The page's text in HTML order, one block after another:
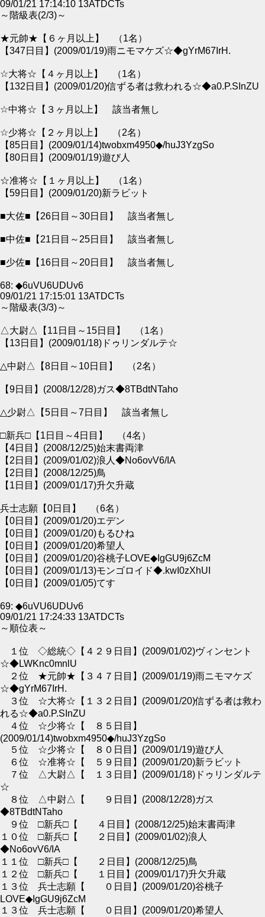
09/01/21 17:14:10 13ATDCTs
～階級表(2/3)～
★元帥★【６ヶ月以上】 （1名）
【347日目】(2009/01/19)雨ニモマケズ☆◆gYrM67IrH.
☆大将☆【４ヶ月以上】 （1名）
【132日目】(2009/01/20)信ずる者は救われる☆◆a0.P.SInZU
☆中将☆【３ヶ月以上】 該当者無し
☆少将☆【２ヶ月以上】 （2名）
【85日目】(2009/01/14)twobxm4950◆/huJ3YzgSo
【80日目】(2009/01/19)遊び人
☆准将☆【１ヶ月以上】 （1名）
【59日目】(2009/01/20)新ラビット
■大佐■【26日目～30日目】 該当者無し
■中佐■【21日目～25日目】 該当者無し
■少佐■【16日目～20日目】 該当者無し
68: ◆6uVU6UDUv6
09/01/21 17:15:01 13ATDCTs
～階級表(3/3)～
△大尉△【11日目～15日目】 （1名）
【13日目】(2009/01/18)ドゥリンダルテ☆
△中尉△【8日目～10日目】 （2名）
【9日目】(2008/12/28)ガス◆8TBdtNTaho
△少尉△【5日目～7日目】 該当者無し
□新兵□【1日目～4日目】 （4名）
【4日目】(2008/12/25)始末書両津
【2日目】(2009/01/02)浪人◆No6ovV6/IA
【2日目】(2008/12/25)鳥
【1日目】(2009/01/17)升欠升蔵
兵士志願【0日目】 （6名）
【0日目】(2009/01/20)エデン
【0日目】(2009/01/20)もるひね
【0日目】(2009/01/20)希望人
【0日目】(2009/01/20)谷桃子LOVE◆IgGU9j6ZcM
【0日目】(2009/01/13)モンゴロイド◆.kwI0zXhUI
【0日目】(2009/01/05)てす
69: ◆6uVU6UDUv6
09/01/21 17:24:33 13ATDCTs
～順位表～
１位 ◇総統◇【４２９日目】(2009/01/02)ヴィンセント
☆◆LWKnc0mnlU
２位 ★元帥★【３４７日目】(2009/01/19)雨ニモマケズ
☆◆gYrM67IrH.
３位 ☆大将☆【１３２日目】(2009/01/20)信ずる者は救わ
れる☆◆a0.P.SInZU
４位 ☆少将☆【 ８５日目】
(2009/01/14)twobxm4950◆/huJ3YzgSo
５位 ☆少将☆【 ８０日目】(2009/01/19)遊び人
６位 ☆准将☆【 ５９日目】(2009/01/20)新ラビット
７位 △大尉△【 １３日目】(2009/01/18)ドゥリンダルテ
☆
８位 △中尉△【 ９日目】(2008/12/28)ガス
◆8TBdtNTaho
９位 □新兵□【 ４日目】(2008/12/25)始末書両津
１０位 □新兵□【 ２日目】(2009/01/02)浪人
◆No6ovV6/IA
１１位 □新兵□【 ２日目】(2008/12/25)鳥
１２位 □新兵□【 １日目】(2009/01/17)升欠升蔵
１３位 兵士志願【 ０日目】(2009/01/20)谷桃子
LOVE◆IgGU9j6ZcM
１３位 兵士志願【 ０日目】(2009/01/20)希望人